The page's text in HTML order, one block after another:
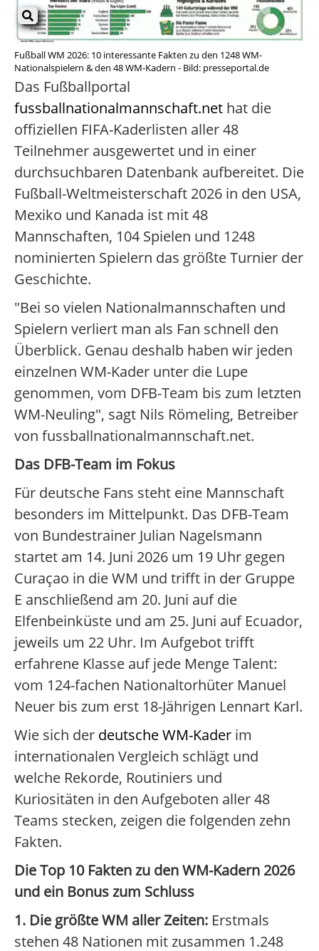
Fußball WM 2026: 10 interessante Fakten zu den 1248 WM-
Nationalspielern & den 48 WM-Kadern - Bild: presseportal.de
Das Fußballportal
fussballnationalmannschaft.net hat die
offiziellen FIFA-Kaderlisten aller 48
Teilnehmer ausgewertet und in einer
durchsuchbaren Datenbank aufbereitet. Die
Fußball-Weltmeisterschaft 2026 in den USA,
Mexiko und Kanada ist mit 48
Mannschaften, 104 Spielen und 1248
nominierten Spielern das größte Turnier der
Geschichte.
"Bei so vielen Nationalmannschaften und
Spielern verliert man als Fan schnell den
Überblick. Genau deshalb haben wir jeden
einzelnen WM-Kader unter die Lupe
genommen, vom DFB-Team bis zum letzten
WM-Neuling", sagt Nils Römeling, Betreiber
von fussballnationalmannschaft.net.
Das DFB-Team im Fokus
Für deutsche Fans steht eine Mannschaft
besonders im Mittelpunkt. Das DFB-Team
von Bundestrainer Julian Nagelsmann
startet am 14. Juni 2026 um 19 Uhr gegen
Curaçao in die WM und trifft in der Gruppe
E anschließend am 20. Juni auf die
Elfenbeinküste und am 25. Juni auf Ecuador,
jeweils um 22 Uhr. Im Aufgebot trifft
erfahrene Klasse auf jede Menge Talent:
vom 124-fachen Nationaltorhüter Manuel
Neuer bis zum erst 18-Jährigen Lennart Karl.
Wie sich der deutsche WM-Kader im
internationalen Vergleich schlägt und
welche Rekorde, Routiniers und
Kuriositäten in den Aufgeboten aller 48
Teams stecken, zeigen die folgenden zehn
Fakten.
Die Top 10 Fakten zu den WM-Kadern 2026
und ein Bonus zum Schluss
1. Die größte WM aller Zeiten: Erstmals
stehen 48 Nationen mit zusammen 1.248